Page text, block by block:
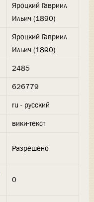
Яроцкий Гавриил
Ильич (1890)
Яроцкий Гавриил
Ильич (1890)
2485
626779
ru - русский
вики-текст
Разрешено
0